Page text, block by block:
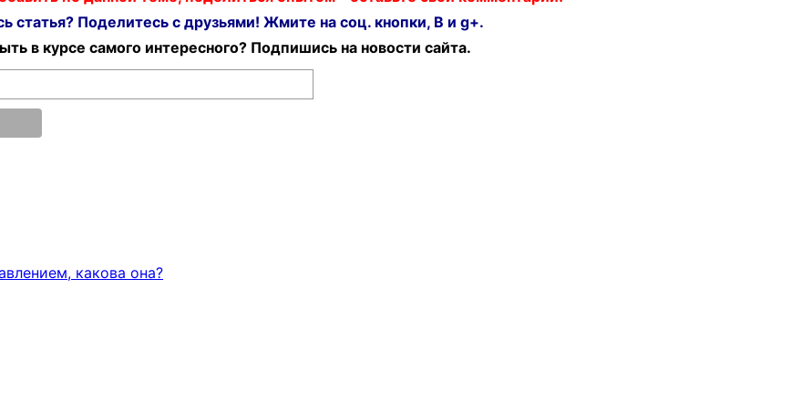
статья? Поделитесь с друзьями! Жмите на соц. кнопки, В и g+.
в курсе самого интересного? Подпишись на новости сайта.
какова она?